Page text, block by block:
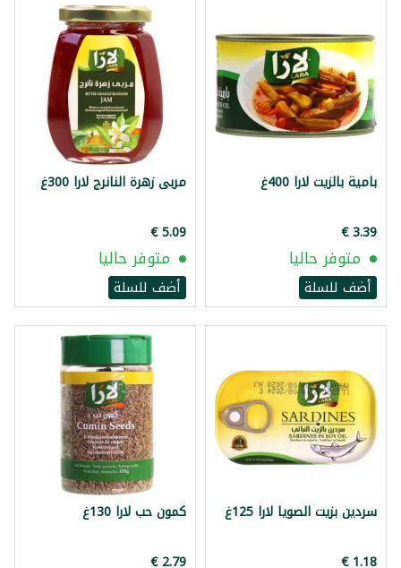
بامية بالزيت لارا 400غ
متوفر حاليا
أضف للسلة
مربى زهرة النانرج لارا 300غ
متوفر حاليا
أضف للسلة
سردين بزيت الصويا لارا 125غ كمون حب لارا 130غ